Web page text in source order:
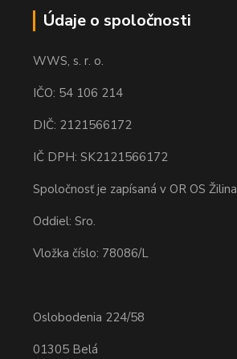
Údaje o spoločnosti
WWS, s. r. o.
IČO: 54 106 214
DIČ: 2121566172
IČ DPH: SK2121566172
Spoločnosť je zapísaná v OR OS Žilina
Oddiel: Sro.
Vložka číslo: 78086/L
Oslobodenia 224/58
01305 Belá